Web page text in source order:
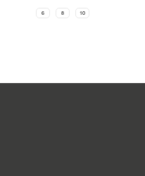
6 8 10